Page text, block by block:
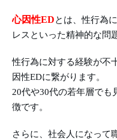
心因性EDとは、性行為
レスといった精神的な問
性行為に対する経験が不
因性EDに繋がります。
20代や30代の若年層でも
徴です。
さらに、社会人になって